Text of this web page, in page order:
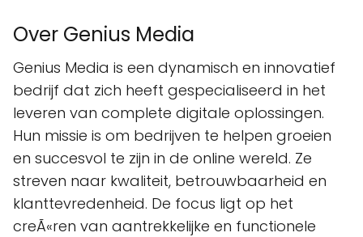
Over Genius Media
Genius Media is een dynamisch en innovatief
bedrijf dat zich heeft gespecialiseerd in het
leveren van complete digitale oplossingen.
Hun missie is om bedrijven te helpen groeien
en succesvol te zijn in de online wereld. Ze
streven naar kwaliteit, betrouwbaarheid en
klanttevredenheid. De focus ligt op het
creÃ«ren van aantrekkelijke en functionele